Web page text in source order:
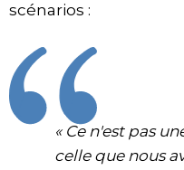
scénarios :
« Ce n'est pas
celle que nous